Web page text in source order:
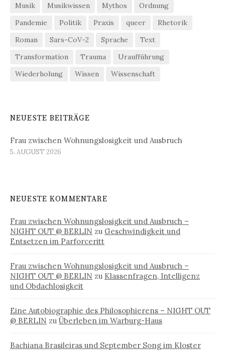
Musik
Musikwissen Mythos
Ordnung
Pandemie
Politik Praxis queer
Rhetorik
Roman
Sars-CoV-2 Sprache
Text
Transformation
Trauma
Uraufführung
Wiederholung
Wissen Wissenschaft
NEUESTE BEITRÄGE
Frau zwischen Wohnungslosigkeit und Ausbruch
5. AUGUST 2026
NEUESTE KOMMENTARE
Frau zwischen Wohnungslosigkeit und Ausbruch –
NIGHT OUT @ BERLIN zu Geschwindigkeit und
Entsetzen im Parforceritt
Frau zwischen Wohnungslosigkeit und Ausbruch –
NIGHT OUT @ BERLIN zu Klassenfragen, Intelligenz
und Obdachlosigkeit
Eine Autobiographie des Philosophierens – NIGHT OUT
@ BERLIN zu Überleben im Warburg-Haus
Bachiana Brasileiras und September Song im Kloster